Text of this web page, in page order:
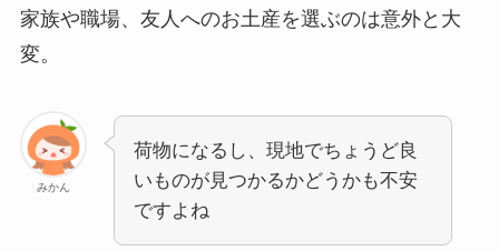
家族や職場、友人へのお土産を選ぶのは意外と大
変。
みかん
荷物になるし、現地でちょうど良
いものが見つかるかどうかも不安
ですよね